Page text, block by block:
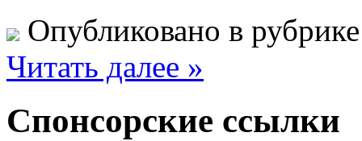
Опубликовано в
Читать далее »
Спонсорские ссылки